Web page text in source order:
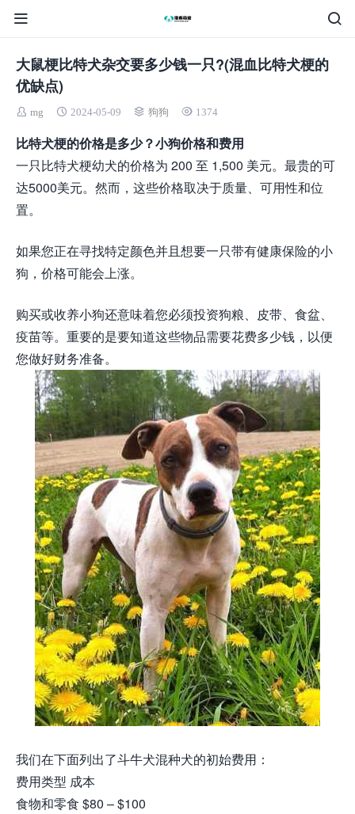
大鼠梗比特犬杂交要多少钱一只?(混血比特犬梗的
优缺点)
mg 2024-05-09 狗狗 1374
比特犬梗的价格是多少？小狗价格和费用
一只比特犬梗幼犬的价格为 200 至 1,500 美元。最贵的可
达5000美元。然而，这些价格取决于质量、可用性和位
置。
如果您正在寻找特定颜色并且想要一只带有健康保险的小
狗，价格可能会上涨。
购买或收养小狗还意味着您必须投资狗粮、皮带、食盆、
疫苗等。重要的是要知道这些物品需要花费多少钱，以便
您做好财务准备。
我们在下面列出了斗牛犬混种犬的初始费用：
费用类型 成本
食物和零食 $80 – $100